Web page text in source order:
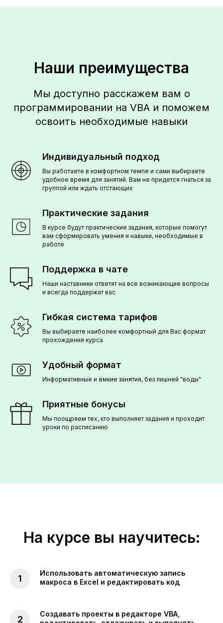
Наши преимущества
Мы доступно расскажем вам о
программировании на VBA и поможем
освоить необходимые навыки
Индивидуальный подход
Вы работаете в комфортном темпе и сами выбираете
удобное время для занятий. Вам не придется гнаться за
группой или ждать отстающих
Практические задания
В курсе будут практические задания, которые помогут
вам сформировать умения и навыки, необходимые в
работе
Поддержка в чате
Наши наставники ответят на все возникающие вопросы
и всегда поддержат вас
Гибкая система тарифов
Вы выбираете наиболее комфортный для Вас формат
прохождения курса
Удобный формат
Информативные и ёмкие занятия, без лишней "воды"
Приятные бонусы
Мы поощряем тех, кто выполняет задания и проходит
уроки по расписанию
На курсе вы научитесь:
Использовать автоматическую запись
макроса в Excel и редактировать код
Создавать проекты в редакторе VBA,